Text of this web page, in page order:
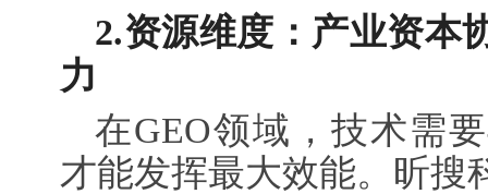
2.资源维度：产业资本
力
在GEO领域，技术需
才能发挥最大效能。昕搜